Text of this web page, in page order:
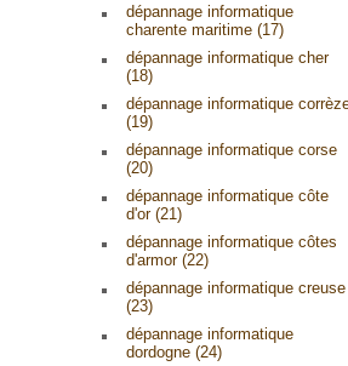
dépannage informatique
charente maritime (17)
dépannage informatique cher
(18)
dépannage informatique
(19)
dépannage informatique corse
(20)
dépannage informatique côte
d'or (21)
dépannage informatique côtes
d'armor (22)
dépannage informatique creuse
(23)
dépannage informatique
dordogne (24)